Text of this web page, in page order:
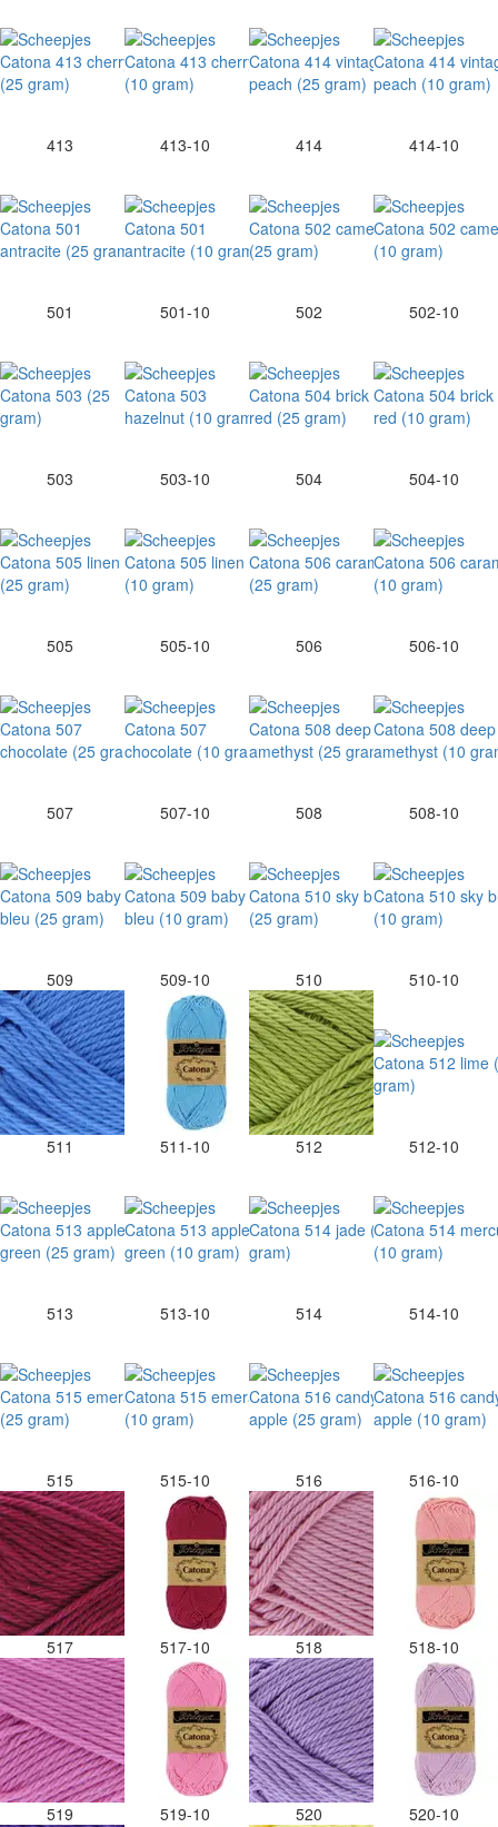
413 413-10 414 414-10
501 501-10 502 502-10
503 503-10 504 504-10
505 505-10 506 506-10
507 507-10 508 508-10
509 509-10 510 510-10
511 511-10 512 512-10
513 513-10 514 514-10
515 515-10 516 516-10
517 517-10 518 518-10
519 519-10 520 520-10